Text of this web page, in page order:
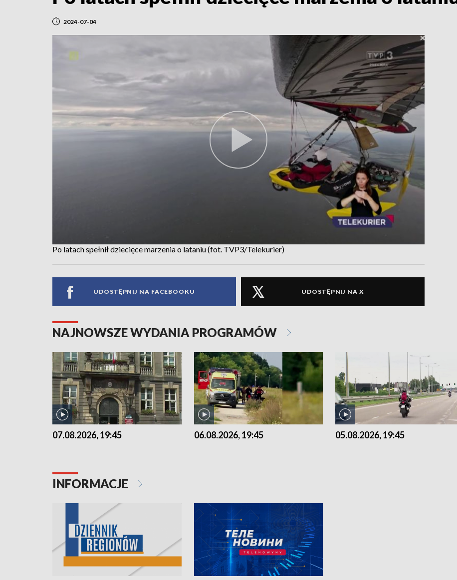
2024-07-04
Po latach spełnił dziecięce marzenia o lataniu (fot. TVP3/Telekurier)
UDOSTĘPNIJ NA FACEBOOKU UDOSTĘPNIJ NA X
NAJNOWSZE WYDANIA PROGRAMÓW
07.08.2026, 19:45 06.08.2026, 19:45 05.08.2026, 19:45
INFORMACJE